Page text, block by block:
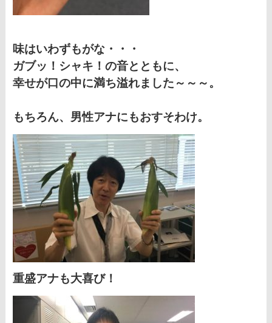
味はいわずもがな・・・
ガブッ！シャキ！の音とともに、
幸せが口の中に満ち溢れました～～～。
もちろん、男性アナにもおすそわけ。
重盛アナも大喜び！